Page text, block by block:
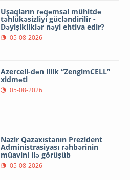
Uşaqların rəqəmsal mühitdə
təhlükəsizliyi gücləndirilir -
Dəyişikliklər nəyi ehtiva edir?
05-08-2026
Azercell-dən illik “ZengimCELL”
xidməti
05-08-2026
Nazir Qazaxıstanın Prezident
Administrasiyası rəhbərinin
müavini ilə görüşüb
05-08-2026